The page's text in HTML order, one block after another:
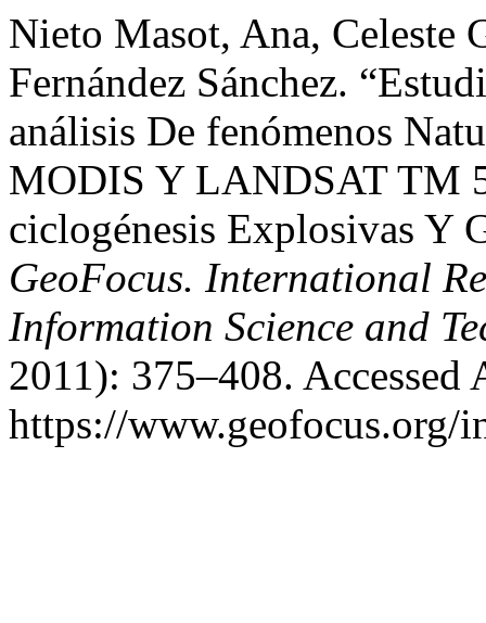
Nieto Masot, Ana, Celeste
Fernández Sánchez.
análisis De fenómenos
MODIS Y LANDSAT TM
ciclogénesis Explosivas Y
GeoFocus. International
Information Science and
2011): 375–408. Accessed
https://www.geofocus.org/